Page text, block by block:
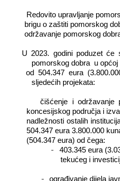
Redovito upravljanje
brigu o zaštiti pomorskog
održavanje pomorskog
U 2023. godini poduzet će
pomorskog dobra u općoj
od 504.347 eura
sljedećih projekata:
čišćenje i održavanje
koncesijskog područja i
nadležnosti ostalih
504.347 eura 3.800.000
(504.347 eura) od čega:
-
403.345 eura
tekućeg i
-
ograđivanje dijela